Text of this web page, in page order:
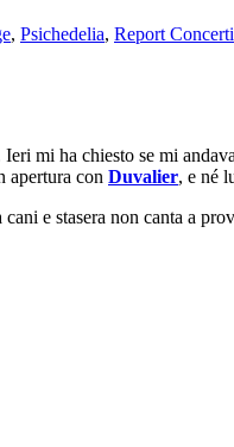
, Psichedelia, Report Concerti
mi ha chiesto se mi
apertura con Duvalier, e né
e stasera non canta a